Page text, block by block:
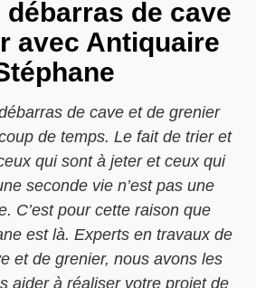
débarras de cave
avec Antiquaire
de cave et de grenier
de temps. Le fait de trier et
qui sont à jeter et ceux qui
seconde vie n’est pas une
C’est pour cette raison que
est là. Experts en travaux de
et de grenier, nous avons les
aider à réaliser votre projet de